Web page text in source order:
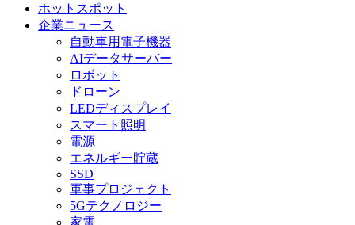
ホットスポット
企業ニュース
自動車用電子機器
AIデータサーバー
ロボット
ドローン
LEDディスプレイ
スマート照明
電源
エネルギー貯蔵
SSD
軍事プロジェクト
5Gテクノロジー
家電